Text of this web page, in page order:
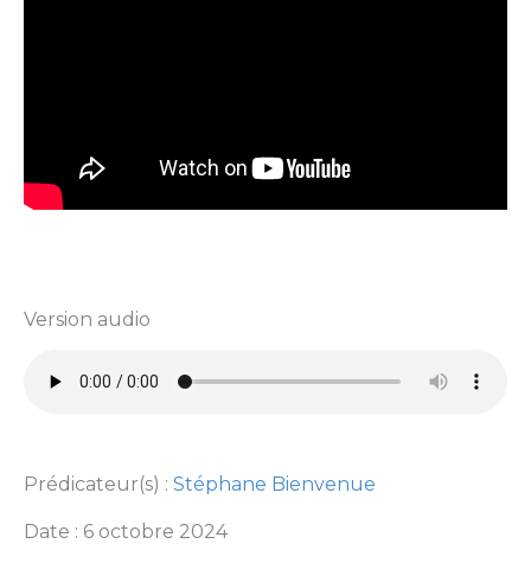
Version audio
Prédicateur(s) : Stéphane Bienvenue
Date : 6 octobre 2024